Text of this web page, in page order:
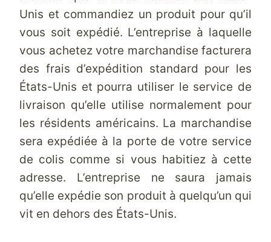
Unis et commandiez un produit pour qu’il
vous soit expédié. L’entreprise à laquelle
vous achetez votre marchandise facturera
des frais d’expédition standard pour les
États-Unis et pourra utiliser le service de
livraison qu’elle utilise normalement pour
les résidents américains. La marchandise
sera expédiée à la porte de votre service
de colis comme si vous habitiez à cette
adresse. L’entreprise ne saura jamais
qu’elle expédie son produit à quelqu’un qui
vit en dehors des États-Unis.